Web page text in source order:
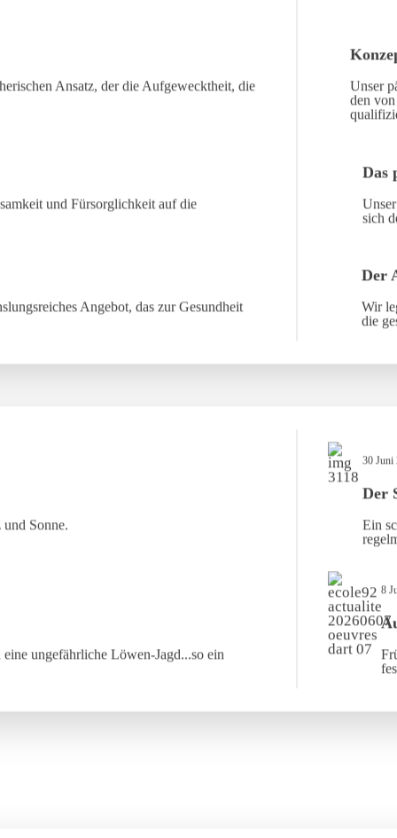
Ansatz, der die Aufgewecktheit, die
Unser
den
und Fürsorglichkeit auf die
Das
sich
Angebot, das zur Gesundheit
Der
Wir
die
Sonne.
30 Juni
Der
Ein
ungefährliche Löwen-Jagd...so ein
8